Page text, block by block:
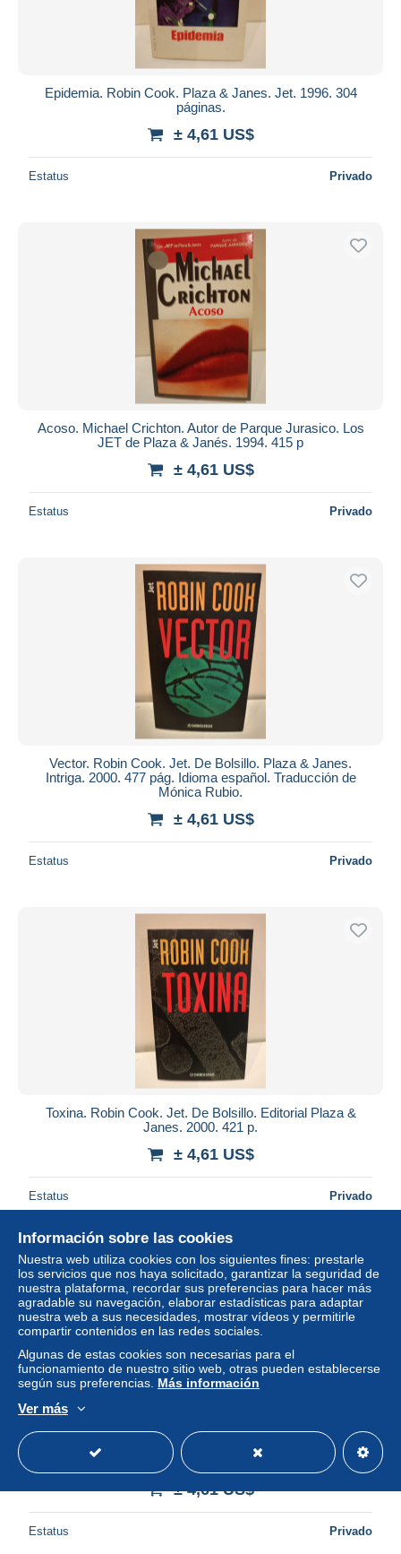
Epidemia. Robin Cook. Plaza & Janes. Jet. 1996. 304
páginas.
± 4,61 US$
Estatus Privado
Acoso. Michael Crichton. Autor de Parque Jurasico. Los
JET de Plaza & Janés. 1994. 415 p
± 4,61 US$
Estatus Privado
Vector. Robin Cook. Jet. De Bolsillo. Plaza & Janes.
Intriga. 2000. 477 pág. Idioma español. Traducción de
Mónica Rubio.
± 4,61 US$
Estatus Privado
Toxina. Robin Cook. Jet. De Bolsillo. Editorial Plaza &
Janes. 2000. 421 p.
± 4,61 US$
Estatus Privado
Juego mortal. Michael Ridpath. Editorial Planeta. 1997. 406
± 4,61 US$
Estatus Privado
Información sobre las cookies
Nuestra web utiliza cookies con los siguientes fines: prestarle
los servicios que nos haya solicitado, garantizar la seguridad de
nuestra plataforma, recordar sus preferencias para hacer más
agradable su navegación, elaborar estadísticas para adaptar
nuestra web a sus necesidades, mostrar vídeos y permitirle
compartir contenidos en las redes sociales.
Algunas de estas cookies son necesarias para el
funcionamiento de nuestro sitio web, otras pueden establecerse
según sus preferencias. Más información
Ver más